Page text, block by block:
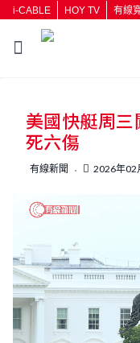
i-CABLE HOY TV 有線
美國快艇周
死六傷
有線新聞 2026年02